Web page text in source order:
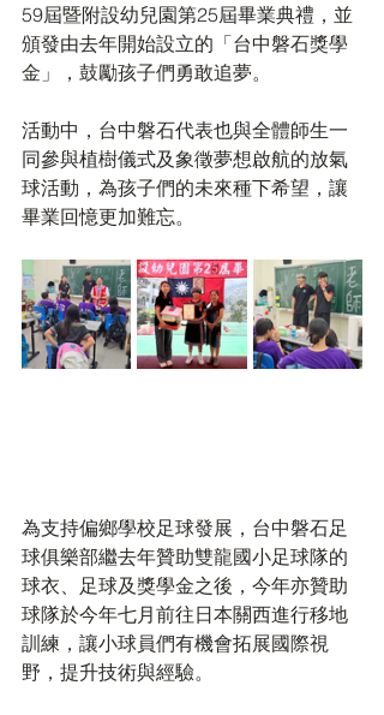
59屆暨附設幼兒園第25屆畢業典禮，並
頒發由去年開始設立的「台中磐石獎學
金」，鼓勵孩子們勇敢追夢。
活動中，台中磐石代表也與全體師生一
同參與植樹儀式及象徵夢想啟航的放氣
球活動，為孩子們的未來種下希望，讓
畢業回憶更加難忘。
為支持偏鄉學校足球發展，台中磐石足
球俱樂部繼去年贊助雙龍國小足球隊的
球衣、足球及獎學金之後，今年亦贊助
球隊於今年七月前往日本關西進行移地
訓練，讓小球員們有機會拓展國際視
野，提升技術與經驗。